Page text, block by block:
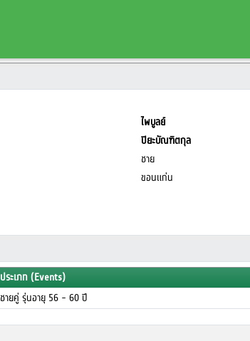
ไพบูลย์
ปิยะบัณฑิตกุล
ชาย
ขอนแก่น
ประเภท (Events)
ชายคู่ รุ่นอายุ 56 - 60 ปี